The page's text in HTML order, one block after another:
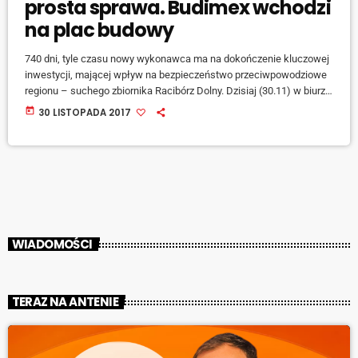
prosta sprawa. Budimex wchodzi
na plac budowy
740 dni, tyle czasu nowy wykonawca ma na dokończenie kluczowej
inwestycji, mającej wpływ na bezpieczeństwo przeciwpowodziowe
regionu – suchego zbiornika Racibórz Dolny. Dzisiaj (30.11) w biurze
wdrażania projektu przy ul. Nieboczowskiej uroczyście podpisano
today 30 LISTOPADA 2017
WIADOMOŚCI
TERAZ NA ANTENIE